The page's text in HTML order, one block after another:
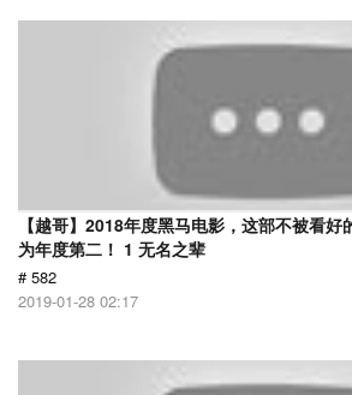
【越哥】2018年度黑马电影，这部不被看
为年度第二！ 1 无名之辈
# 582
2019-01-28 02:17